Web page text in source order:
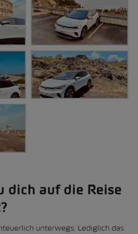
dich auf die Reise
unterwegs: Lediglich das